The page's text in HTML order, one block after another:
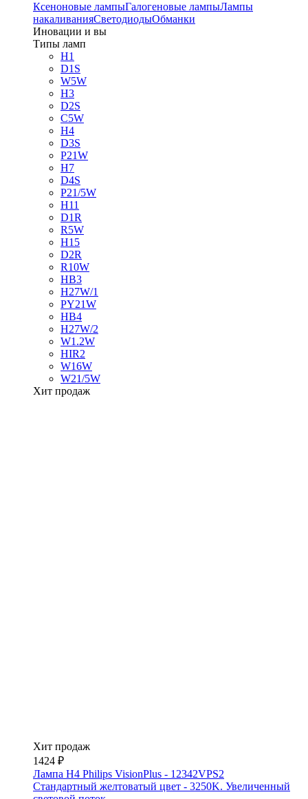
Ксеноновые лампыГалогеновые лампыЛампы
накаливанияСветодиодыОбманки
Иновации и вы
Типы ламп
H1
D1S
W5W
H3
D2S
C5W
H4
D3S
P21W
H7
D4S
P21/5W
H11
D1R
R5W
H15
D2R
R10W
HB3
H27W/1
PY21W
HB4
H27W/2
W1.2W
HIR2
W16W
W21/5W
Хит продаж
Хит продаж
1424 ₽
Лампа H4 Philips VisionPlus - 12342VPS2
Стандартный желтоватый цвет - 3250K. Увеличенный